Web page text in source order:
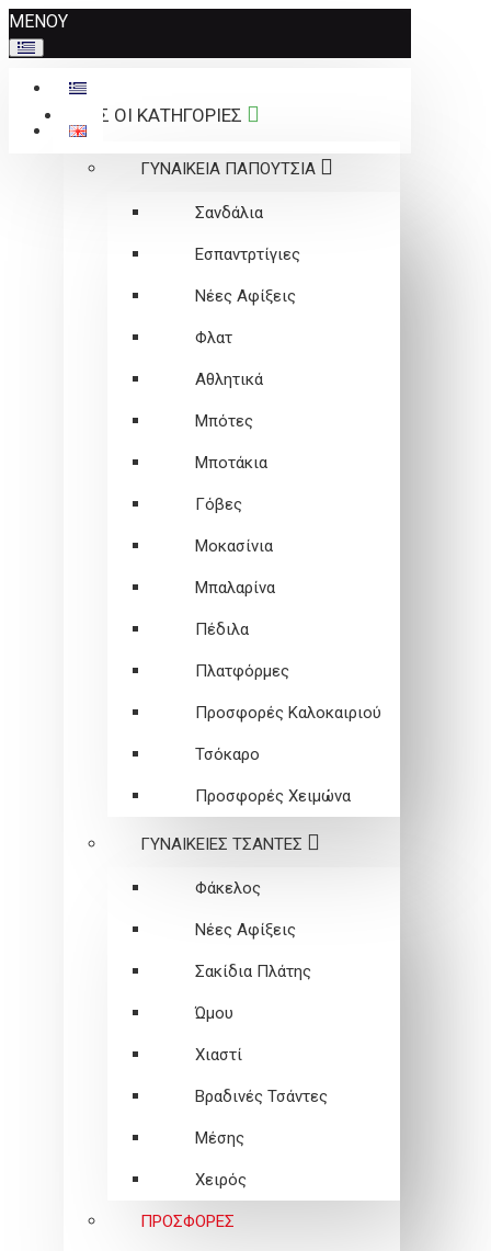
Σημείωση:
Αυτός
ο
ιστότοπος
περιλαμβάνει
ΜΕΝΟΥ
ΟΛΕΣ ΟΙ ΚΑΤΗΓΟΡΙΕΣ
ΓΥΝΑΙΚΕΙΑ ΠΑΠΟΥΤΣΙΑ
Σανδάλια
Εσπαντρτίγιες
Νέες Αφίξεις
Φλατ
Αθλητικά
Μπότες
Μποτάκια
Γόβες
Μοκασίνια
Μπαλαρίνα
Πέδιλα
Πλατφόρμες
Προσφορές Καλοκαιριού
Τσόκαρο
Προσφορές Χειμώνα
ΓΥΝΑΙΚΕΙEΣ ΤΣΑΝΤΕΣ
Φάκελος
Νέες Αφίξεις
Σακίδια Πλάτης
Ώμου
Χιαστί
Βραδινές Τσάντες
Μέσης
Χειρός
ΠΡΟΣΦΟΡΕΣ